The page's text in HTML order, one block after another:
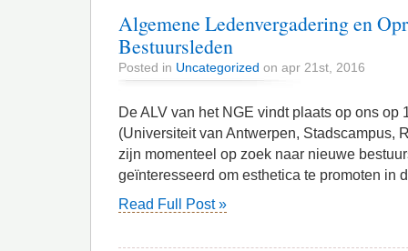
Algemene Ledenvergadering en
Bestuursleden
Posted in Uncategorized on apr 21st, 2016
De ALV van het NGE vindt plaats op ons op
(Universiteit van Antwerpen, Stadscampus,
zijn momenteel op zoek naar nieuwe
geïnteresseerd om esthetica te promoten in
Read Full Post »